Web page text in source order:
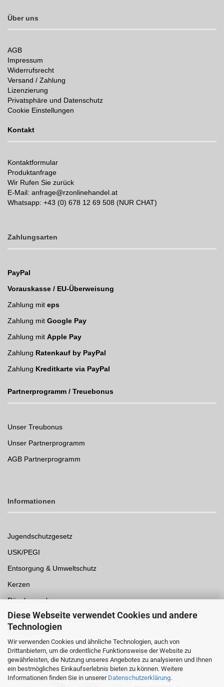
Diese Webseite verwendet Cookies und andere
Technologien
Wir verwenden Cookies und ähnliche Technologien, auch von
Drittanbietern, um die ordentliche Funktionsweise der Website zu
gewährleisten, die Nutzung unseres Angebotes zu analysieren und Ihnen
ein bestmögliches Einkaufserlebnis bieten zu können. Weitere
Informationen finden Sie in unserer Datenschutzerklärung.
Über uns
AGB
Impressum
Widerrufsrecht
Versand / Zahlung
Lizenzierung
Privatsphäre und Datenschutz
Cookie Einstellungen
Kontakt
Kontaktformular
Produktanfrage
Wir Rufen Sie zurück
E-Mail: anfrage@rzonlinehandel.at
Whatsapp: +43 (0) 678 12 69 508 (NUR CHAT)
Zahlungsarten
PayPal
Vorauskasse / EU-Überweisung
Zahlung mit eps
Zahlung mit Google Pay
Zahlung mit Apple Pay
Zahlung Ratenkauf by PayPal
Zahlung Kreditkarte via PayPal
Partnerprogramm / Treuebonus
Unser Treubonus
Unser Partnerprogramm
AGB Partnerprogramm
Informationen
Jugendschutzgesetz
USK/PEGI
Entsorgung & Umweltschutz
Kerzen
Räucherwerke
Spielwaren
Einwegpfand
Auszeichnungen /Sicherheit